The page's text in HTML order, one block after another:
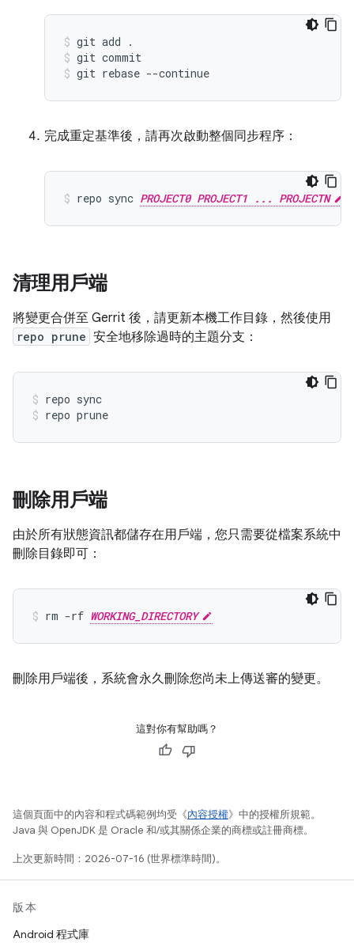
git add .
git commit
git rebase --continue
完成重定基準後，請再次啟動整個同步程序：
repo sync PROJECT0 PROJECT1 ... PROJECTN
清理用戶端
將變更合併至 Gerrit 後，請更新本機工作目錄，然後使用
repo prune 安全地移除過時的主題分支：
repo sync
repo prune
刪除用戶端
由於所有狀態資訊都儲存在用戶端，您只需要從檔案系統中
刪除目錄即可：
rm -rf WORKING_DIRECTORY
刪除用戶端後，系統會永久刪除您尚未上傳送審的變更。
這對你有幫助嗎？
這個頁面中的內容和程式碼範例均受《內容授權》中的授權所規範。
Java 與 OpenJDK 是 Oracle 和/或其關係企業的商標或註冊商標。
上次更新時間：2026-07-16 (世界標準時間)。
版本
Android 程式庫